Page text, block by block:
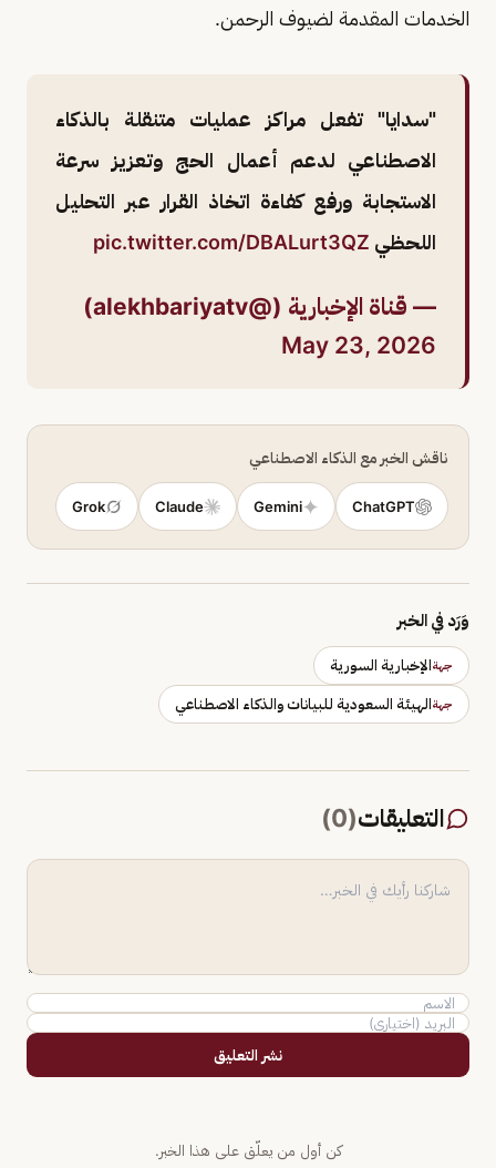
الخدمات المقدمة لضيوف الرحمن.
"سدايا" تفعل مراكز عمليات متنقلة بالذكاء
الاصطناعي لدعم أعمال الحج وتعزيز سرعة
الاستجابة ورفع كفاءة اتخاذ القرار عبر التحليل
اللحظي pic.twitter.com/DBALurt3QZ
— قناة الإخبارية (@alekhbariyatv)
May 23, 2026
ناقش الخبر مع الذكاء الاصطناعي
ChatGPT
Gemini
Claude
Grok
وَرَد في الخبر
جهةالإخبارية السورية
جهةالهيئة السعودية للبيانات والذكاء الاصطناعي
التعليقات(
0
)
نشر التعليق
كن أول من يعلّق على هذا الخبر.